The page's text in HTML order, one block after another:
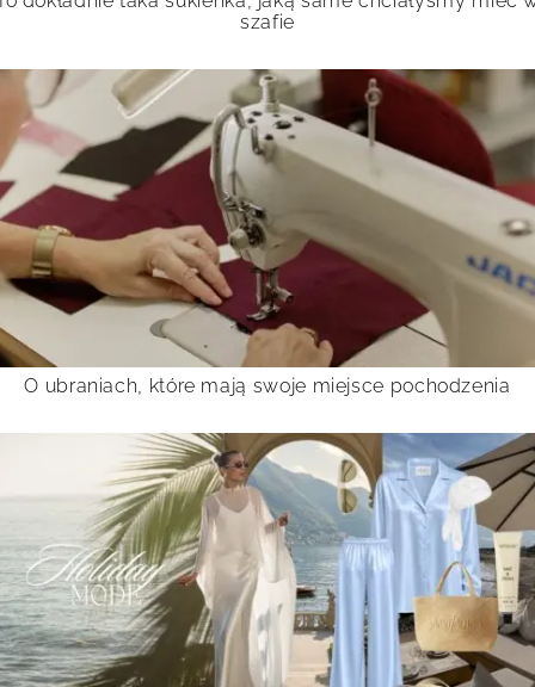
szafie
O ubraniach, które mają swoje miejsce pochodzenia